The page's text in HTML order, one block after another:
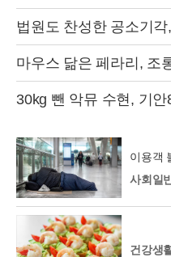
법원도 찬성한 공소기
마우스 닮은 페라리, 조
30kg 뺀 악뮤 수현, 기
이용객
사회일
건강생